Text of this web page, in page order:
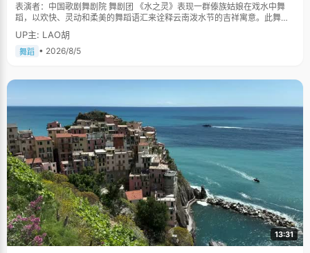
表演者：中国歌剧舞剧院 舞剧团 《水之灵》表现一群傣族姑娘在戏水中舞
蹈，以欢快、灵动和柔美的舞蹈语汇来诠释云南泼水节的吉祥寓意。此舞蹈
多次在中国人民大会堂及国际舞台上表演，一直得到赞誉其舞美，人美，寓
意美。。
UP主: LAO胡
舞蹈 • 2026/8/5
13:31